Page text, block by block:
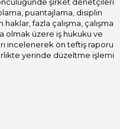
şirket denetçileri
puantajlama, disiplin
fazla çalışma, çalışma
olmak üzere iş hukuku ve
incelenerek ön teftiş raporu
yerinde düzeltme işlemi